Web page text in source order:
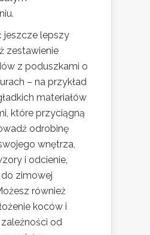
jeszcze lepszy
zestawienie
z poduszkami o
– na przykład
materiałów
które przyciągną
odrobinę
wnętrza,
i odcienie,
zimowej
również
koców i
od